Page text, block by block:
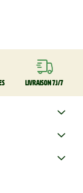
Livraison 7J/7